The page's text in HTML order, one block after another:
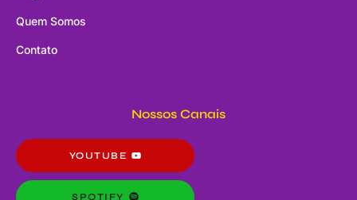
Quem Somos
Contato
Nossos Canais
YOUTUBE
SPOTIFY